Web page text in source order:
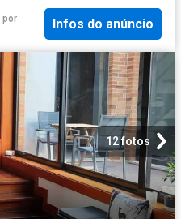
por
Infos do anúncio
12 fotos